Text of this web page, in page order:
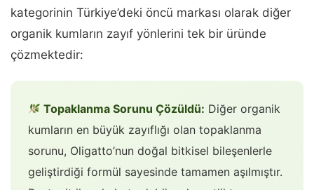
kategorinin Türkiye’deki öncü markası olarak diğer
organik kumların zayıf yönlerini tek bir üründe
çözmektedir:
Topaklanma Sorunu Çözüldü: Diğer organik
kumların en büyük zayıflığı olan topaklanma
sorunu, Oligatto’nun doğal bitkisel bileşenlerle
geliştirdiği formül sayesinde tamamen aşılmıştır.